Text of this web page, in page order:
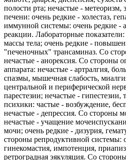
полости рта; нечастые - метеоризм,
печени: очень редкие - холестаз,
иммунной системы: очень редкие -
реакции. Лабораторные
массы тела; очень редкие -
"печеночных" трансаминаз. Со
нечастые - анорексия. Со стороны
аппарата: нечастые - артралгия,
спазмы, мышечная слабость,
центральной и периферической
парестезии; нечастые -
психики: частые - возбуждение,
нечастые - депрессия. Со стороны
нечастые - учащение
мочи; очень редкие - дизурия,
стороны репродуктивной системы:
гинекомастия, импотенция,
ретроградная эякуляция. Со